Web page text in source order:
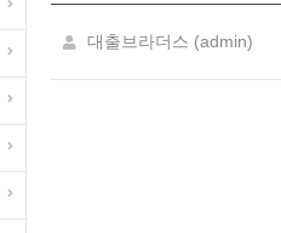
대출브라더스 (admin)